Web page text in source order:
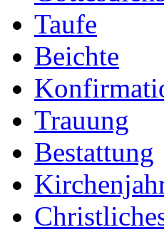
Taufe
Beichte
Trauung
Bestattung